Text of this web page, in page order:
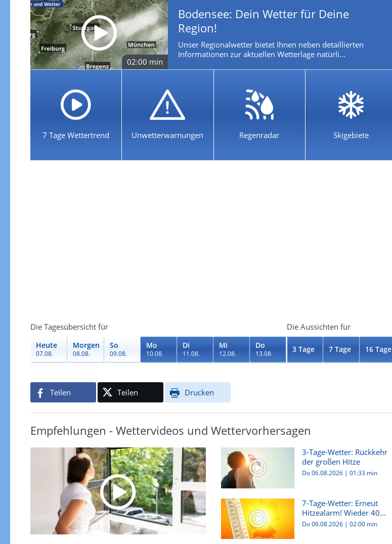
02:00 min
Bodensee: Dein Wetter für Deine
Region!
Unser Regionalwetter bietet Ihnen neben detaillierten
Informationen zur aktuellen Wetterlage natürli...
7 Tage Wettertrend Unwetterwarnungen Regenradar Skigebiete
Die Tagesübersicht für
Heute
07.08.
Morgen
08.08.
So
09.08.
Mo
10.08.
Di
11.08.
Mi
12.08.
Do
13.08.
Die Aussichten für
3 Tage 7 Tage 16 Tage
Teilen Teilen Drucken
Empfehlungen - Wettervideos und Wettervorhersagen
3-Tage-Wetter: Rückkehr
der großen Hitze
Do 06.08.2026 |01:33 min
7-Tage-Wetter: Erneut
Hitzealarm! Wieder 40
Grad m...
Do 06.08.2026 |02:00 min